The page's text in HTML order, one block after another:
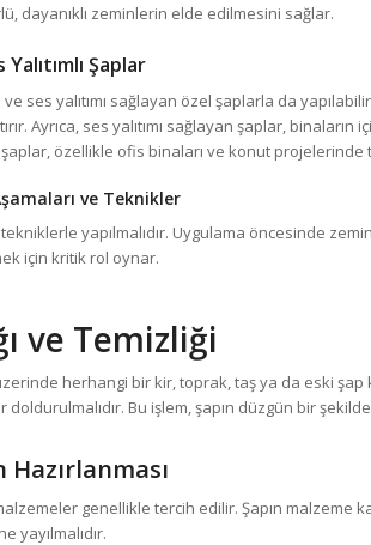
dayanıklı zeminlerin elde edilmesini sağlar.
Yalıtımlı Şaplar
ve ses yalıtımı sağlayan özel şaplarla da
Ayrıca, ses yalıtımı sağlayan şaplar,
şaplar, özellikle ofis binaları ve konut
ve Teknikler
yapılmalıdır. Uygulama öncesinde
için kritik rol oynar.
ve Temizliği
herhangi bir kir, toprak, taş ya da eski şap
Bu işlem, şapın düzgün bir şekilde
genellikle tercih edilir. Şapın malzeme
yayılmalıdır.